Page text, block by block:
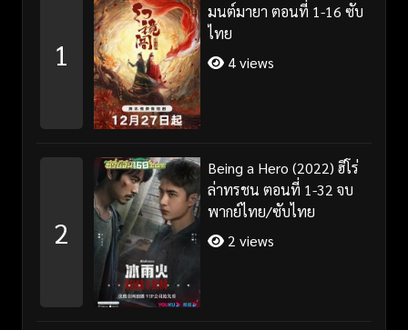
1
มนต์มายา ตอนที่ 1-16 ซับ
ไทย
4 views
2
Being a Hero (2022) ฮีโร่
ล่าทรชน ตอนที่ 1-32 จบ
พากย์ไทย/ซับไทย
2 views